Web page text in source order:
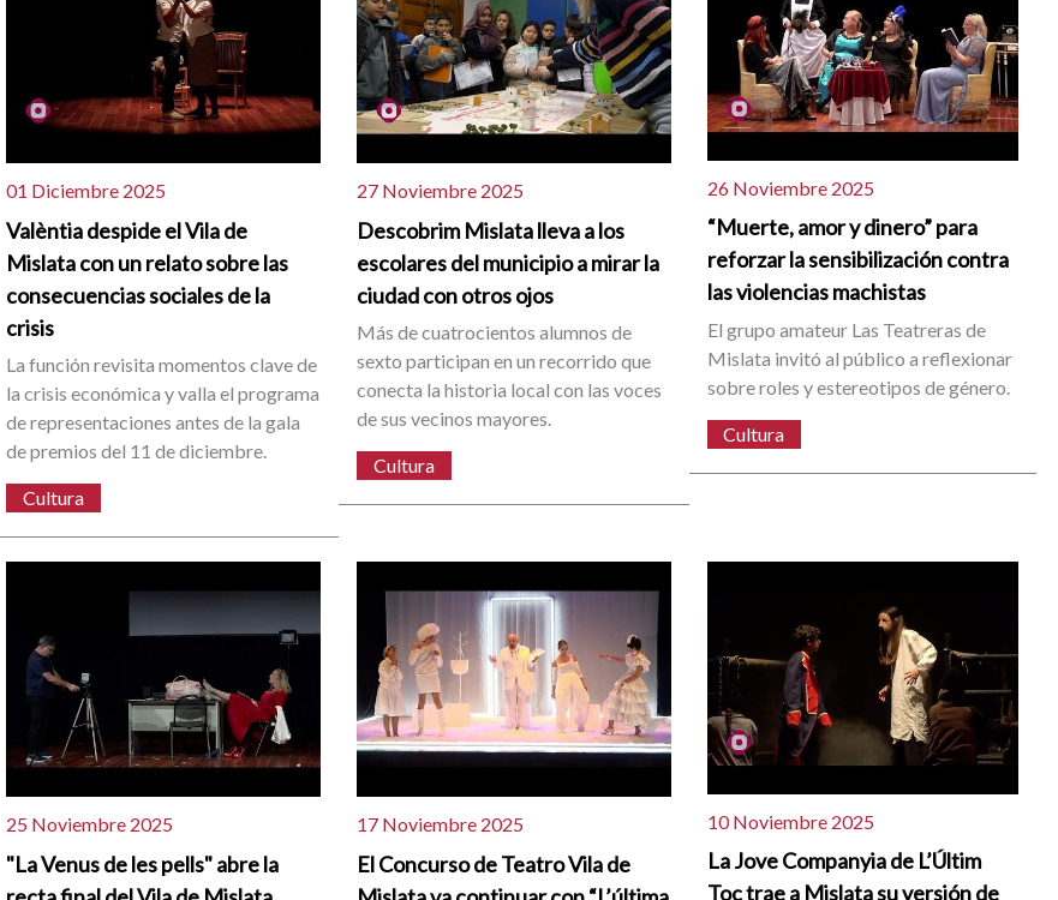
01 Diciembre 2025
Valèntia despide el Vila de
Mislata con un relato sobre las
consecuencias sociales de la
crisis
La función revisita momentos clave de
la crisis económica y valla el programa
de representaciones antes de la gala
de premios del 11 de diciembre.
Cultura
27 Noviembre 2025
Descobrim Mislata lleva a los
escolares del municipio a mirar la
ciudad con otros ojos
Más de cuatrocientos alumnos de
sexto participan en un recorrido que
conecta la historia local con las voces
de sus vecinos mayores.
Cultura
26 Noviembre 2025
“Muerte, amor y dinero” para
reforzar la sensibilización contra
las violencias machistas
El grupo amateur Las Teatreras de
Mislata invitó al público a reflexionar
sobre roles y estereotipos de género.
Cultura
25 Noviembre 2025
"La Venus de les pells" abre la
17 Noviembre 2025
El Concurso de Teatro Vila de
10 Noviembre 2025
La Jove Companyia de L’Últim
Toc trae a Mislata su versión de